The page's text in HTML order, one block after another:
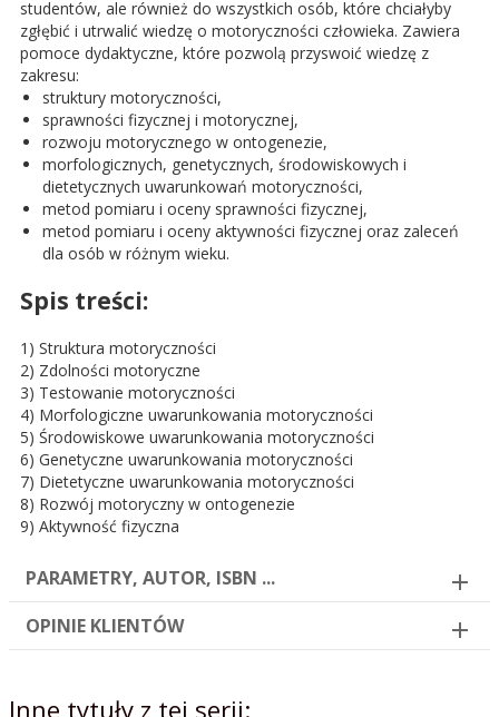
studentów, ale również do wszystkich osób, które chciałyby
zgłębić i utrwalić wiedzę o motoryczności człowieka. Zawiera
pomoce dydaktyczne, które pozwolą przyswoić wiedzę z
zakresu:
struktury motoryczności,
sprawności fizycznej i motorycznej,
rozwoju motorycznego w ontogenezie,
morfologicznych, genetycznych, środowiskowych i
dietetycznych uwarunkowań motoryczności,
metod pomiaru i oceny sprawności fizycznej,
metod pomiaru i oceny aktywności fizycznej oraz zaleceń
dla osób w różnym wieku.
Spis treści:
1) Struktura motoryczności
2) Zdolności motoryczne
3) Testowanie motoryczności
4) Morfologiczne uwarunkowania motoryczności
5) Środowiskowe uwarunkowania motoryczności
6) Genetyczne uwarunkowania motoryczności
7) Dietetyczne uwarunkowania motoryczności
8) Rozwój motoryczny w ontogenezie
9) Aktywność fizyczna
PARAMETRY, AUTOR, ISBN ...
OPINIE KLIENTÓW
Inne tytuły z tej serii: